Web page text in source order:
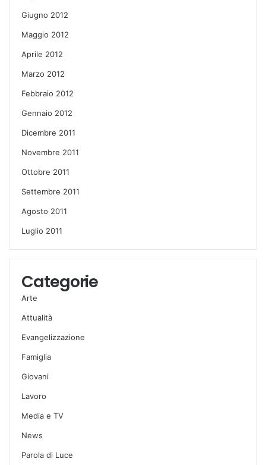
Giugno 2012
Maggio 2012
Aprile 2012
Marzo 2012
Febbraio 2012
Gennaio 2012
Dicembre 2011
Novembre 2011
Ottobre 2011
Settembre 2011
Agosto 2011
Luglio 2011
Categorie
Arte
Attualità
Evangelizzazione
Famiglia
Giovani
Lavoro
Media e TV
News
Parola di Luce